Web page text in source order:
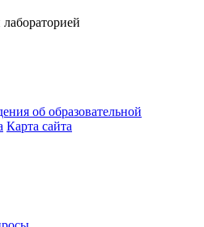
об образовательной
Карта сайта